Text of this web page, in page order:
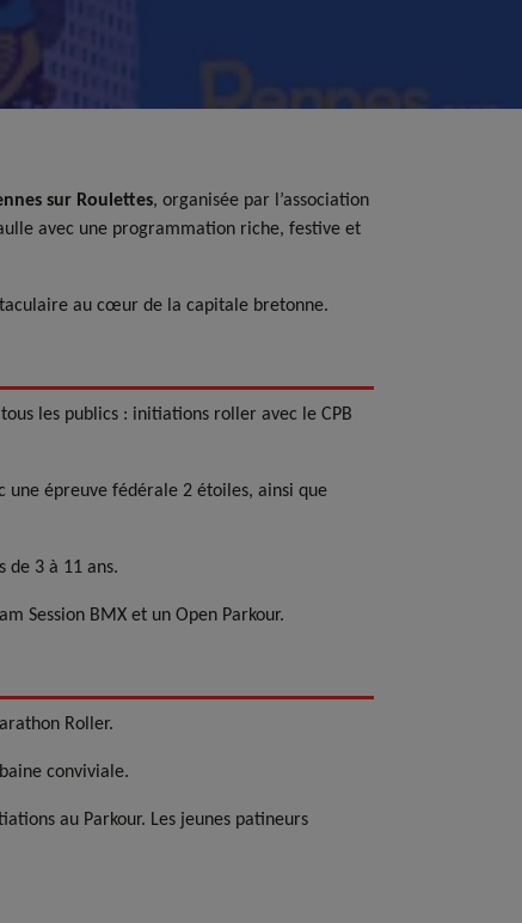
sur Roulettes, organisée par l’association
avec une programmation riche, festive et
au cœur de la capitale bretonne.
les publics : initiations roller avec le CPB
une épreuve fédérale 2 étoiles, ainsi que
de 3 à 11 ans.
Session BMX et un Open Parkour.
Roller.
conviviale.
au Parkour. Les jeunes patineurs